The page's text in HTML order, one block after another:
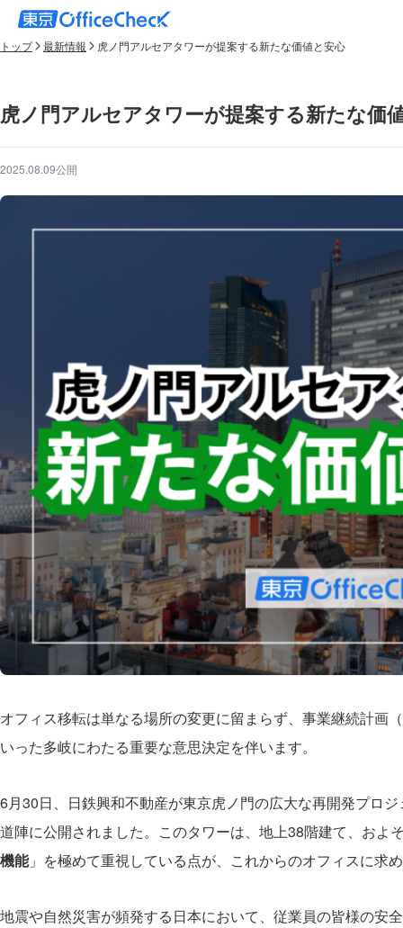
トップ 最新情報 虎ノ門アルセアタワーが提案する新たな価値と安心
虎ノ門アルセアタワーが提案する新たな価
2025.08.09公開
オフィス移転は単なる場所の変更に留まらず、事業継続計画
いった多岐にわたる重要な意思決定を伴います。
6月30日、日鉄興和不動産が東京虎ノ門の広大な再開発プロ
道陣に公開されました。このタワーは、地上38階建て、お
機能」を極めて重視している点が、これからのオフィスに求
地震や自然災害が頻発する日本において、従業員の皆様の安